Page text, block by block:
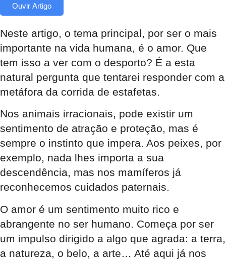
Ouvir Artigo
Neste artigo, o tema principal, por ser o mais
importante na vida humana, é o amor. Que
tem isso a ver com o desporto? É a esta
natural pergunta que tentarei responder com a
metáfora da corrida de estafetas.
Nos animais irracionais, pode existir um
sentimento de atração e proteção, mas é
sempre o instinto que impera. Aos peixes, por
exemplo, nada lhes importa a sua
descendência, mas nos mamíferos já
reconhecemos cuidados paternais.
O amor é um sentimento muito rico e
abrangente no ser humano. Começa por ser
um impulso dirigido a algo que agrada: a terra,
a natureza, o belo, a arte… Até aqui já nos